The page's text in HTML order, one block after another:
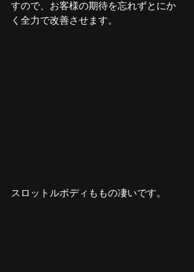
すので、お客様の期待を忘れずとにか
く全力で改善させます。
スロットルボディももの凄いです。